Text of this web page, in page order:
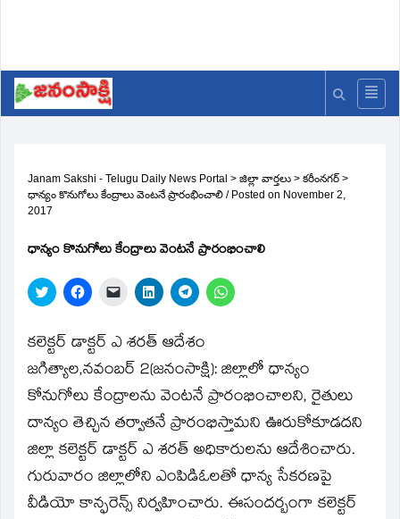
Janam Sakshi - Telugu Daily News Portal > జిల్లా వార్తలు > కరీంనగర్ >
ధాన్యం కొనుగోలు కేంద్రాలు వెంటనే ప్రారంభించాలి / Posted on November 2,
2017
ధాన్యం కొనుగోలు కేంద్రాలు వెంటనే ప్రారంభించాలి
Click
to
Twitter
(Opens
in
new
window)
Click
to
Facebook
(Opens
in
new
Click
link
to
a
friend
in
new
window)
Click
to
LinkedIn
(Opens
new
window)
Click
to
Telegram
(Opens
new
window)
Click
to
new
window)
కలెక్టర్‌ డాక్టర్‌ ఎ శరత్‌ ఆదేశం
జగిత్యాల,నవంబర్‌ 2(జ‌నంసాక్షి): జిల్లాలో ధాన్యం
కోనుగోలు కేంద్రాలను వెంటనే ప్రారంభించాలని, రైతులు
దాన్యం తెచ్చిన తర్వాతనే ప్రారంభిస్తామని ఊరుకోకూడదని
జిల్లా కలెక్టర్‌ డాక్టర్‌ ఎ శరత్‌ అధికారులను ఆదేశించారు.
గురువారం జిల్లాలోని ఎంపిడిఓలతో ధాన్య సేకరణపై
వీడియో కాన్ఫరెన్స్‌ నిర్వహించారు. ఈసందర్బంగా కలెక్టర్‌